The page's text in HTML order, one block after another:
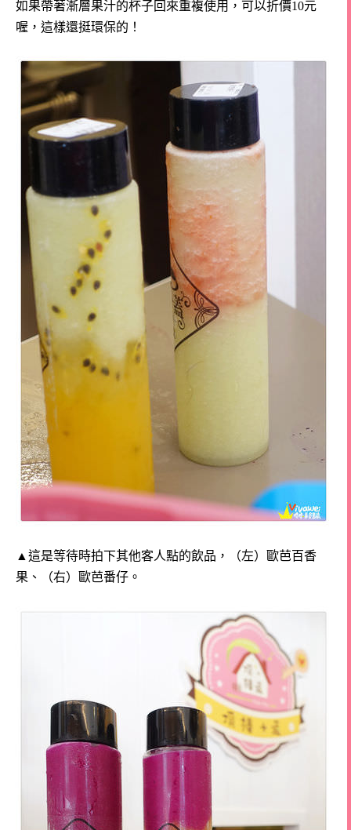
如果帶著漸層果汁的杯子回來重複使用，可以折價10元
喔，這樣還挺環保的！
▲這是等待時拍下其他客人點的飲品，
（左）歐芭百香
果、（右）歐芭番仔。